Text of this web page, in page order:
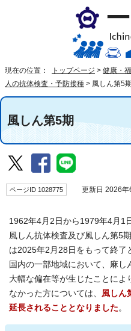
現在の位置： トップページ > 健康・
人の抗体検査・予防接種 > 風しん第5期
風しん第5期
ページID 1028775 更新日 2026年
1962年4月2日から1979年4月1
風しん抗体検査及び風しん第5
は2025年2月28日をもって終了
国内の一部地域において、麻
大幅な偏在等が生じたことに
なかった方については、 風しん
延長されることとなりました。